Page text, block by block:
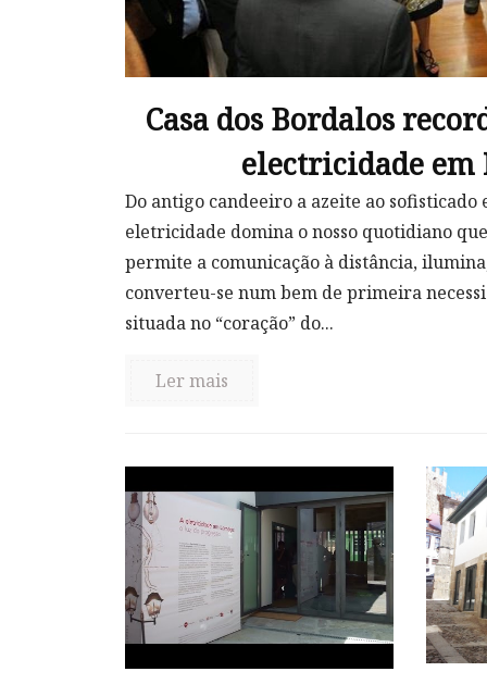
Casa dos Bordalos
electricidade em
Do antigo candeeiro a azeite ao sofisticado
eletricidade domina o nosso quotidiano
permite a comunicação à distância,
converteu-se num bem de primeira
situada no “coração” do...
Ler mais